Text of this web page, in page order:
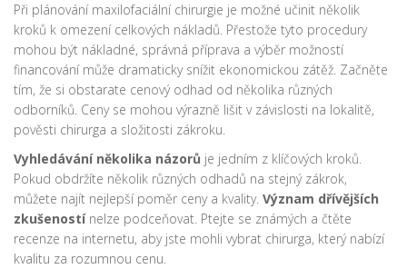
Při plánování maxilofaciální chirurgie je možné učinit několik
kroků k omezení celkových nákladů. Přestože tyto procedury
mohou být nákladné, správná příprava a výběr možností
financování může dramaticky snížit ekonomickou zátěž. Začněte
tím, že si obstarate cenový odhad od několika různých
odborníků. Ceny se mohou výrazně lišit v závislosti na lokalitě,
pověsti chirurga a složitosti zákroku.
Vyhledávání několika názorů je jedním z klíčových kroků.
Pokud obdržíte několik různých odhadů na stejný zákrok,
můžete najít nejlepší poměr ceny a kvality. Význam dřívějších
zkušenostínelze podceňovat. Ptejte se známých a čtěte
recenze na internetu, aby jste mohli vybrat chirurga, který nabízí
kvalitu za rozumnou cenu.